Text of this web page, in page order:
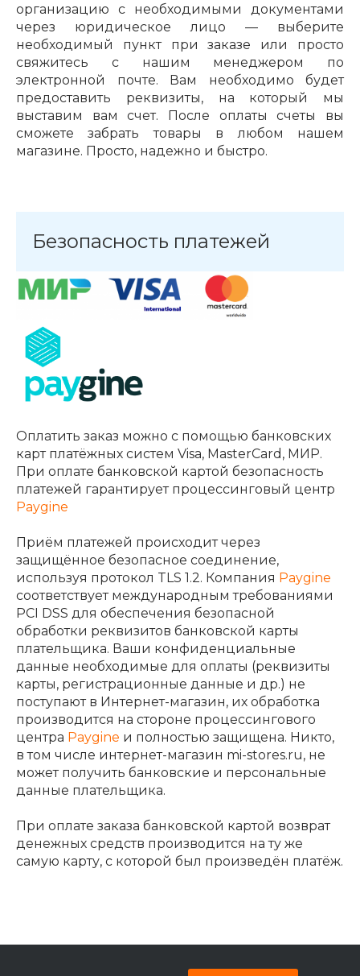
организацию с необходимыми документами
через юридическое лицо — выберите
необходимый пункт при заказе или просто
свяжитесь с нашим менеджером по
электронной почте. Вам необходимо будет
предоставить реквизиты, на который мы
выставим вам счет. После оплаты счеты вы
сможете забрать товары в любом нашем
магазине. Просто, надежно и быстро.
Безопасность платежей
Оплатить заказ можно с помощью банковских
карт платёжных систем Visa, MasterCard, МИР.
При оплате банковской картой безопасность
платежей гарантирует процессинговый центр
Paygine
Приём платежей происходит через
защищённое безопасное соединение,
используя протокол TLS 1.2. Компания Paygine
соответствует международным требованиями
PCI DSS для обеспечения безопасной
обработки реквизитов банковской карты
плательщика. Ваши конфиденциальные
данные необходимые для оплаты (реквизиты
карты, регистрационные данные и др.) не
поступают в Интернет-магазин, их обработка
производится на стороне процессингового
центра Paygine и полностью защищена. Никто,
в том числе интернет-магазин mi-stores.ru, не
может получить банковские и персональные
данные плательщика.
При оплате заказа банковской картой возврат
денежных средств производится на ту же
самую карту, с которой был произведён платёж.